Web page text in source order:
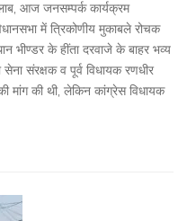
आज जनसम्पर्क कार्यक्रम
में त्रिकोणीय मुकाबले रोचक
भीण्डर के हींता दरवाजे के बाहर भव्य
संरक्षक व पूर्व विधायक रणधीर
मांग की थी, लेकिन कांग्रेस विधायक